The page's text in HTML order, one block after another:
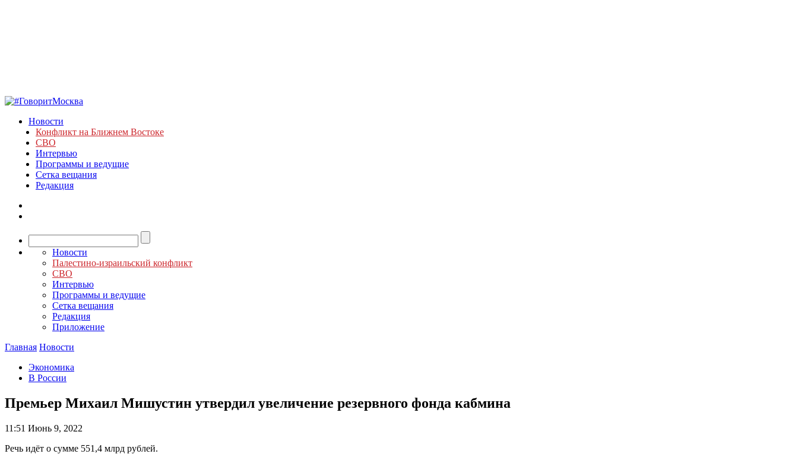
Новости
Конфликт на Ближнем Востоке
СВО
Интервью
Программы и ведущие
Сетка вещания
Редакция
Новости
Палестино-израильский конфликт
СВО
Интервью
Программы и ведущие
Сетка вещания
Редакция
Приложение
Главная Новости
Экономика
В России
Премьер Михаил Мишустин утвердил увеличение резервного фонда кабмина
11:51 Июнь 9, 2022
Речь идёт о сумме 551,4 млрд рублей.